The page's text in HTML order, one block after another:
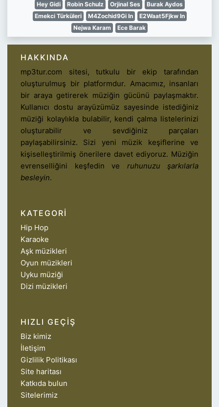
Hey Gidi
Robin Schulz Orjinal Ses
Burak Aydos
Emekci Türküleri
M4Zochid9Gi In
E2Waat5Fjkw In
Nejwa Karam
Ece Barak
HAKKINDA
mp3tur.com sitesi, tutkulu bir ekip tarafından
oluşturulmuş bir platformdur. Amacımız, insanları
bir araya getirerek müziğin gücünü paylaşmaktır.
Kullanıcı dostu arayüzümüz sayesinde istediğiniz
müziği kolaylıkla bulabilir, kendi çalma listelerinizi
oluşturabilir ve sevdiğiniz parçaları
paylaşabilirsiniz. Sizi yeni müzik keşiflerine ve
kişiselleştirilmiş önerilere davet ediyoruz. Müziğin
evrenselliğini keşfedin ve ruhunuzu şarkılarla
besleyin.
KATEGORI
Hip Hop
Karaoke
Aşk müzikleri
Oyun müzikleri
Uyku müziği
Dizi müzikleri
HIZLI GEÇIŞ
Biz kimiz
İletişim
Gizlilik Politikası
Site haritası
Katkıda bulun
Sitelerimiz